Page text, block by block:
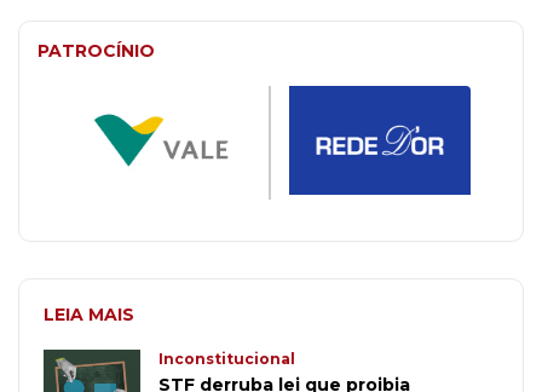
PATROCÍNIO
LEIA MAIS
Inconstitucional
STF derruba lei que proibia